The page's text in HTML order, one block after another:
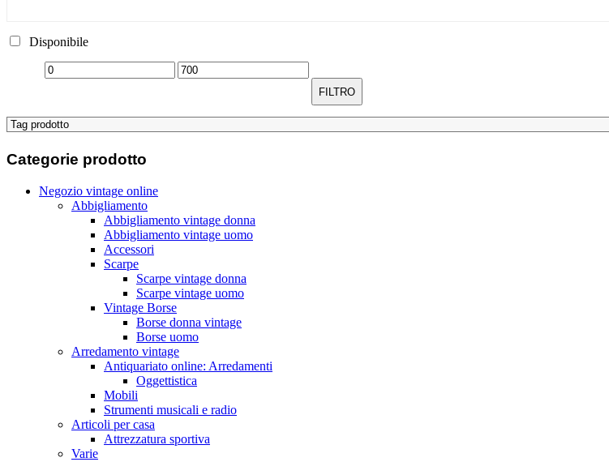
Disponibile
FILTRO
Categorie prodotto
Negozio vintage online
Abbigliamento
Abbigliamento vintage donna
Abbigliamento vintage uomo
Accessori
Scarpe
Scarpe vintage donna
Scarpe vintage uomo
Vintage Borse
Borse donna vintage
Borse uomo
Arredamento vintage
Antiquariato online: Arredamenti
Oggettistica
Mobili
Strumenti musicali e radio
Articoli per casa
Attrezzatura sportiva
Varie